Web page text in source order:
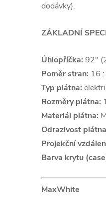
dodávky).
ZÁKLADNÍ
Úhlopříčka: 92"
Poměr stran: 16
Typ plátna:
Rozměry plátna:
Materiál plátna:
Odrazivost
Projekční
Barva krytu
MaxWhite